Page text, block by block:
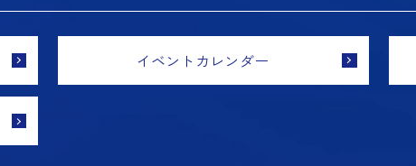
イベントカレンダー